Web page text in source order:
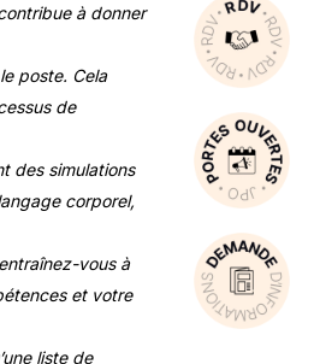
à donner
poste. Cela
de
des simulations
corporel,
vous à
et votre
liste de